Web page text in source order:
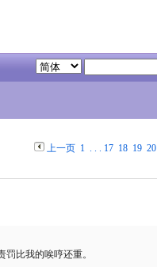
上一页 1. . . 17 18 19 20
比我的唉哼还重。